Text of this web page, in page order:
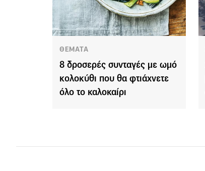
ΘΕΜΑΤΑ
8 δροσερές συνταγές με ωμό
κολοκύθι που θα φτιάχνετε
όλο το καλοκαίρι